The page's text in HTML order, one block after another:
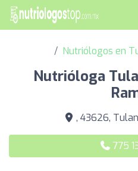
Nutriólogos en
Nutrióloga
, 43626,
775